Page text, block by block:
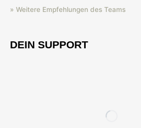
» Weitere Empfehlungen des Teams
DEIN SUPPORT